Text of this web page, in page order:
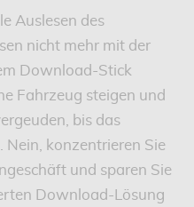
Auslesen des
nicht mehr mit der
Download-Stick
Fahrzeug steigen und
bis das
Nein, konzentrieren Sie
und sparen Sie
Download-Lösung